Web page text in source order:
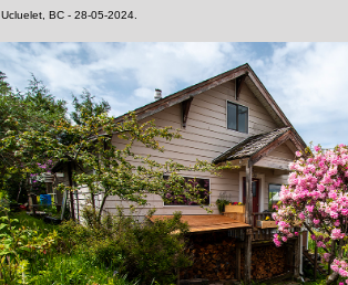
Ucluelet, BC - 28-05-2024.